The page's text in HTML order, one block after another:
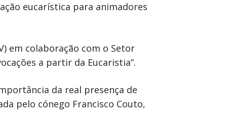
eucarística para animadores
em colaboração com o Setor
a partir da Eucaristia”.
da real presença de
pelo cónego Francisco Couto,